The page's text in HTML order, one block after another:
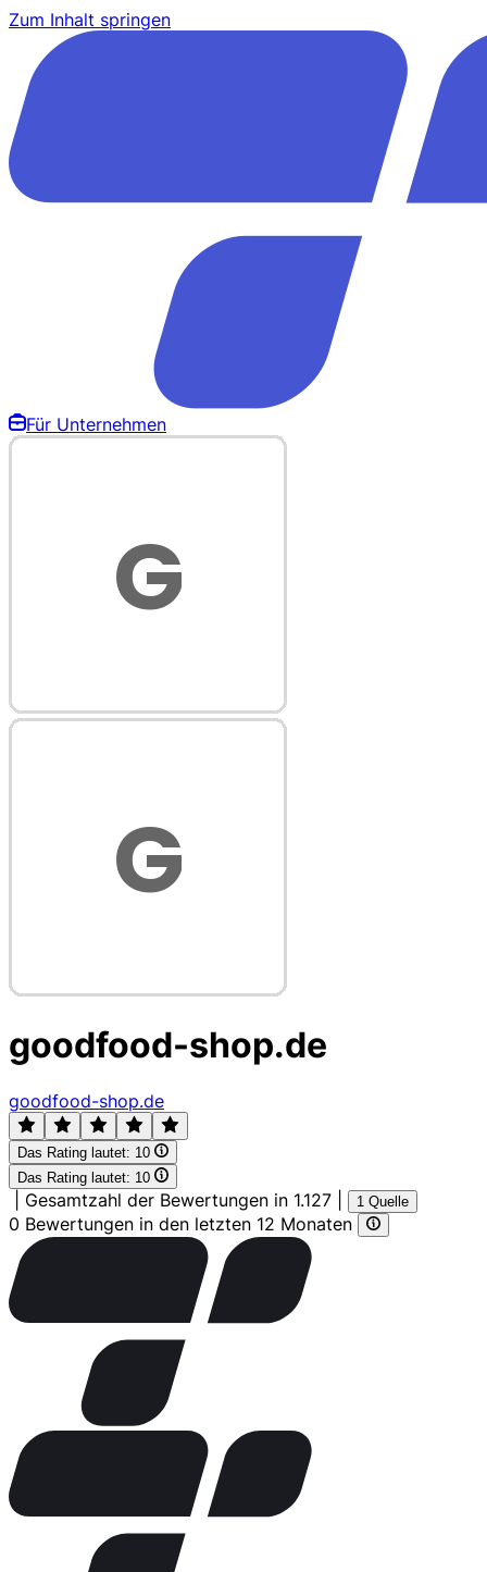
Zum Inhalt springen
Für Unternehmen
goodfood-shop.de
goodfood-shop.de
Das Rating lautet: 10
Das Rating lautet: 10
Gesamtzahl der Bewertungen in 1.127 1 Quelle
0 Bewertungen in den letzten 12 Monaten